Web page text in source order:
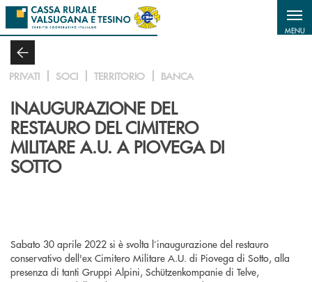
Salta al contenuto principale
MENU
PRIVATI SOCI TERRITORIO BANCA
INAUGURAZIONE DEL
RESTAURO DEL CIMITERO
MILITARE A.U. A PIOVEGA DI
SOTTO
Sabato 30 aprile 2022 si è svolta l’inaugurazione del restauro
conservativo dell'ex Cimitero Militare A.U. di Piovega di Sotto, alla
presenza di tanti Gruppi Alpini, Schützenkompanie di Telve,